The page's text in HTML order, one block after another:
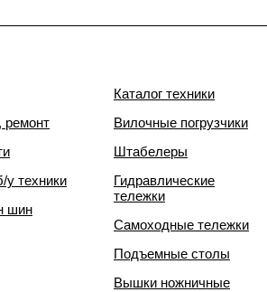
ремонт
у техники
шин
Каталог техники
Вилочные погрузчики
Штабелеры
Гидравлические
тележки
Самоходные тележки
Подъемные столы
Вышки ножничные